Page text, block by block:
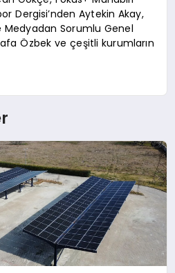
Dergisi’nden Aytekin Akay,
Medyadan Sorumlu Genel
Özbek ve çeşitli kurumların